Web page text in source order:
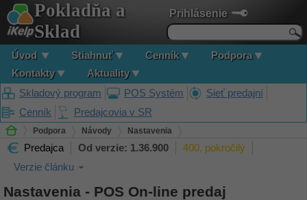
Prihlásenie
Pokladňa a
Sklad
Úvod Stiahnuť Cenník
Podpora
Kontakty
Aktuality
Skladový program
POS Systém
Sieť predajní
Cenník
Predajcovia v SR
Podpora Návody Nastavenia
Nastavenia - POS On-line predaj
Predajca Od verzie: 1.36.900
400, pokročilý
Verzie článku
Nastavenia - POS On-line predaj